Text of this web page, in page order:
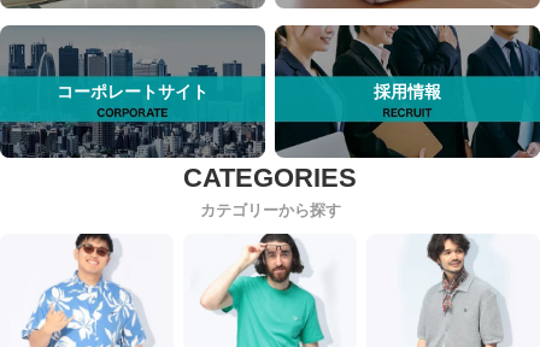
コーポレートサイト 採用情報
カテゴリーから探す